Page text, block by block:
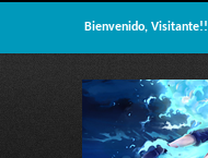
Bienvenido, Visitante!!